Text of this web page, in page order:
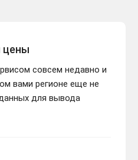
цены
совсем недавно и
вами регионе еще не
для вывода